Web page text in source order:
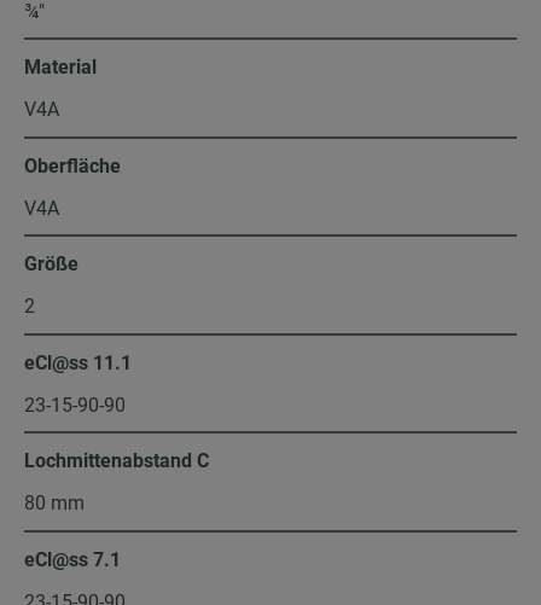
¾″
Material
V4A
Oberfläche
V4A
Größe
2
eCl@ss 11.1
23-15-90-90
Lochmittenabstand C
80 mm
eCl@ss 7.1